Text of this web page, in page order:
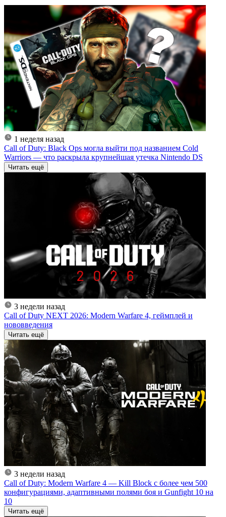
1 неделя назад
Call of Duty: Black Ops могла выйти под названием Cold
Warriors — что раскрыла крупнейшая утечка Nintendo DS
Читать ещё
3 недели назад
Call of Duty NEXT 2026: Modern Warfare 4, геймплей и
нововведения
Читать ещё
3 недели назад
Call of Duty: Modern Warfare 4 — Kill Block с более чем 500
конфигурациями, адаптивными полями боя и Gunfight 10 на
10
Читать ещё